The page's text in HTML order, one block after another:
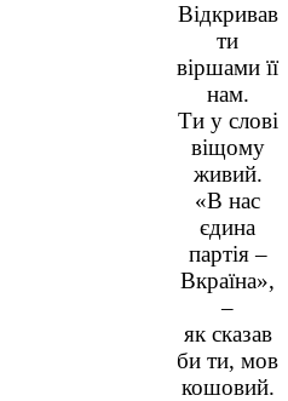
Відкривав
ти
віршами її
нам.
Ти у слові
віщому
живий.
«В нас
єдина
партія –
Вкраїна»,
–
як сказав
би ти, мов
кошовий.